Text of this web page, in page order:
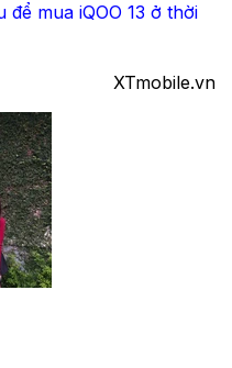
mua iQOO 13 ở thời
XTmobile.vn